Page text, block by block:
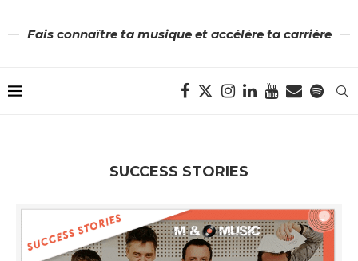
Fais connaître ta musique et accélère ta carrière
SUCCESS STORIES